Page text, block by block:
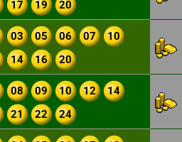
17 19 20
03 05 06 07
10
14 16 20
08 09 10 12
14
21 22 24